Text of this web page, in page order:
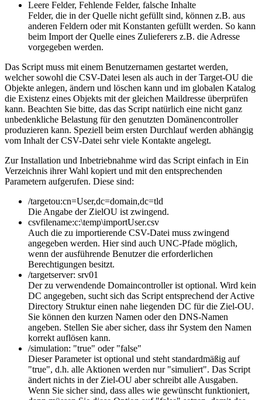
Leere Felder, Fehlende Felder, falsche Inhalte
Felder, die in der Quelle nicht gefüllt sind, können z.B. aus
anderen Feldern oder mit Konstanten gefüllt werden. So kann
beim Import der Quelle eines Zulieferers z.B. die Adresse
vorgegeben werden.
Das Script muss mit einem Benutzernamen gestartet werden,
welcher sowohl die CSV-Datei lesen als auch in der Target-OU die
Objekte anlegen, ändern und löschen kann und im globalen Katalog
die Existenz eines Objekts mit der gleichen Maildresse überprüfen
kann. Beachten Sie bitte, das das Script natürlich eine nicht ganz
unbedenkliche Belastung für den genutzten Domänencontroller
produzieren kann. Speziell beim ersten Durchlauf werden abhängig
vom Inhalt der CSV-Datei sehr viele Kontakte angelegt.
Zur Installation und Inbetriebnahme wird das Script einfach in Ein
Verzeichnis ihrer Wahl kopiert und mit den entsprechenden
Parametern aufgerufen. Diese sind:
/targetou:cn=User,dc=domain,dc=tld
Die Angabe der ZielOU ist zwingend.
csvfilename:c:\temp\importUser.csv
Auch die zu importierende CSV-Datei muss zwingend
angegeben werden. Hier sind auch UNC-Pfade möglich,
wenn der ausführende Benutzer die erforderlichen
Berechtigungen besitzt.
/targetserver: srv01
Der zu verwendende Domaincontroller ist optional. Wird kein
DC angegeben, sucht sich das Script entsprechend der Active
Directory Struktur einen nahe liegenden DC für die Ziel-OU.
Sie können den kurzen Namen oder den DNS-Namen
angeben. Stellen Sie aber sicher, dass ihr System den Namen
korrekt auflösen kann.
/simulation: "true" oder "false"
Dieser Parameter ist optional und steht standardmäßig auf
"true", d.h. alle Aktionen werden nur "simuliert". Das Script
ändert nichts in der Ziel-OU aber schreibt alle Ausgaben.
Wenn Sie sicher sind, dass alles wie gewünscht funktioniert,